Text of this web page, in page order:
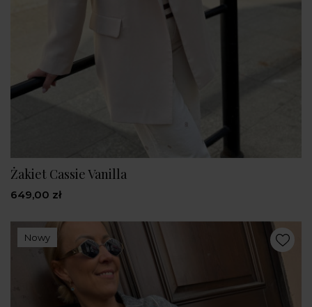
Żakiet Cassie Vanilla
649,00 zł
Nowy